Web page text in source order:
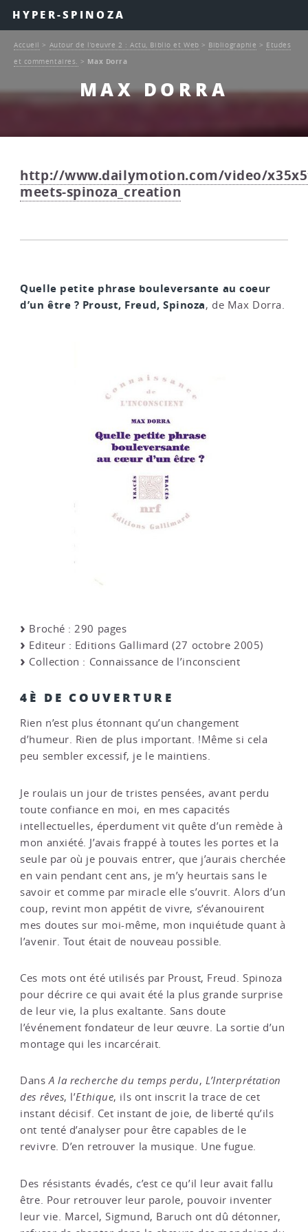
HYPER-SPINOZA
MAX DORRA
Accueil > Autour de l’oeuvre 2 : Actu, Biblio et Web > Bibliographie > Etudes
et commentaires.
> Max Dorra
http://www.dailymotion.com/video/
meets-spinoza_creation
Quelle petite phrase bouleversante au coeur
d’un être ? Proust, Freud, Spinoza, de Max Dorra.
Broché : 290 pages
Editeur : Editions Gallimard (27 octobre 2005)
Collection : Connaissance de l’inconscient
4È DE COUVERTURE
Rien n’est plus étonnant qu’un changement
d’humeur. Rien de plus important. !Même si cela
peu sembler excessif, je le maintiens.
Je roulais un jour de tristes pensées, avant perdu
toute confiance en moi, en mes capacités
intellectuelles, éperdument vit quête d’un remède à
mon anxiété. J’avais frappé à toutes les portes et la
seule par où je pouvais entrer, que j’aurais cherchée
en vain pendant cent ans, je m’y heurtais sans le
savoir et comme par miracle elle s’ouvrit. Alors d’un
coup, revint mon appétit de vivre, s’évanouirent
mes doutes sur moi-même, mon inquiétude quant à
l’avenir. Tout était de nouveau possible.
Ces mots ont été utilisés par Proust, Freud. Spinoza
pour décrire ce qui avait été la plus grande surprise
de leur vie, la plus exaltante. Sans doute
l’événement fondateur de leur œuvre. La sortie d’un
montage qui les incarcérait.
DansA la recherche du temps perdu,L’Interprétation
des rêves, l’Ethique, ils ont inscrit la trace de cet
instant décisif. Cet instant de joie, de liberté qu’ils
ont tenté d’analyser pour être capables de le
revivre. D’en retrouver la musique. Une fugue.
Des résistants évadés, c’est ce qu’il leur avait fallu
être. Pour retrouver leur parole, pouvoir inventer
leur vie. Marcel, Sigmund, Baruch ont dû détonner,